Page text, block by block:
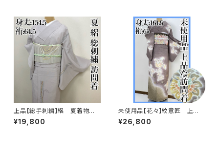
上品【総手刺繍】絽 夏着物
訪問着 正絹 s231
¥19,800
未使用品【花々】紋意匠 上
品 訪問着 正絹 袷s666
¥26,800